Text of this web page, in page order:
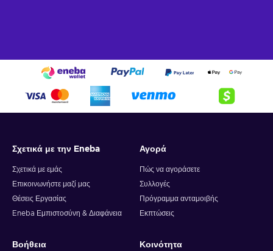
Σχετικά με την Eneba
Σχετικά με εμάς
Επικοινωνήστε μαζί μας
Θέσεις Εργασίας
Eneba Εμπιστοσύνη & Διαφάνεια
Αγορά
Πώς να αγοράσετε
Συλλογές
Πρόγραμμα ανταμοιβής
Εκπτώσεις
Βοήθεια Κοινότητα